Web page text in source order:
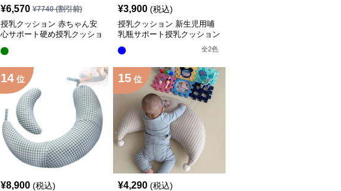
¥6,570 ¥7740(割引前)
授乳クッション 赤ちゃん安
心サポート硬め授乳クッショ
¥3,900 (税込)
授乳クッション 新生児用哺
乳瓶サポート授乳クッション
全2色
14 位
¥8,900 (税込)
15 位
¥4,290 (税込)